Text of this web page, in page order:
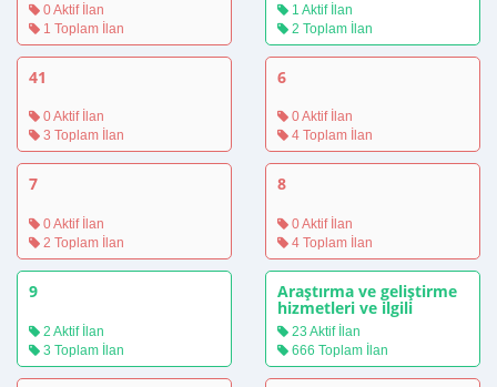
0 Aktif İlan
1 Toplam İlan
1 Aktif İlan
2 Toplam İlan
41
0 Aktif İlan
3 Toplam İlan
6
0 Aktif İlan
4 Toplam İlan
7
0 Aktif İlan
2 Toplam İlan
8
0 Aktif İlan
4 Toplam İlan
9
2 Aktif İlan
3 Toplam İlan
Araştırma ve geliştirme
hizmetleri ve ilgili
danışmanlık hizmetleri
23 Aktif İlan
666 Toplam İlan